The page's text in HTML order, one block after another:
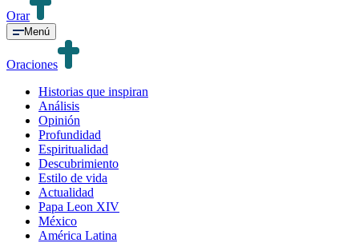
Orar
Menú
Oraciones
Historias que inspiran
Análisis
Opinión
Profundidad
Espiritualidad
Descubrimiento
Estilo de vida
Actualidad
Papa Leon XIV
México
América Latina